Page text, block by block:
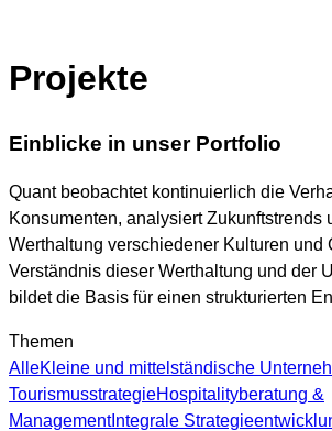
Projekte
Einblicke in unser Portfolio
Quant beobachtet kontinuierlich die
Konsumenten, analysiert Zukunftstrends
Werthaltung verschiedener Kulturen und
Verständnis dieser Werthaltung und der
bildet die Basis für einen strukturierten
Themen
AlleKleine und mittelständische
TourismusstrategieHospitalityberatung &
ManagementIntegrale